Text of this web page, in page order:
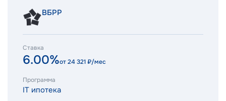
ВБРР
Ставка
6.00%от24 321₽/мес
Программа
IT ипотека